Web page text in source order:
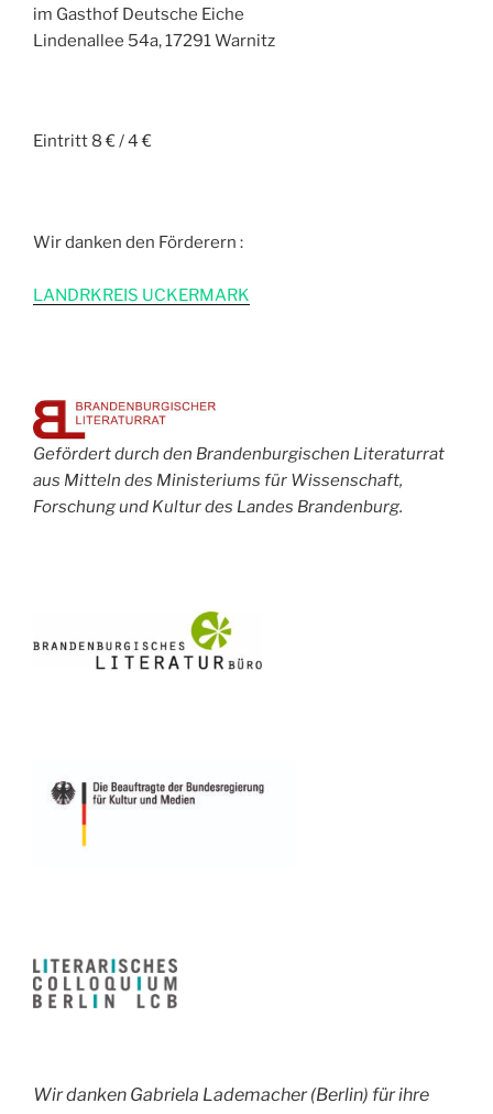
im Gasthof Deutsche Eiche
Lindenallee 54a, 17291 Warnitz
Eintritt 8 € / 4 €
Wir danken den Förderern :
LANDRKREIS UCKERMARK
Gefördert durch den Brandenburgischen Literaturrat
aus Mitteln des Ministeriums für Wissenschaft,
Forschung und Kultur des Landes Brandenburg.
Wir danken Gabriela Lademacher (Berlin) für ihre